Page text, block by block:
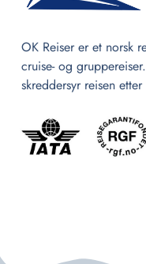
OK Reiser er et norsk
cruise- og
skreddersyr reisen